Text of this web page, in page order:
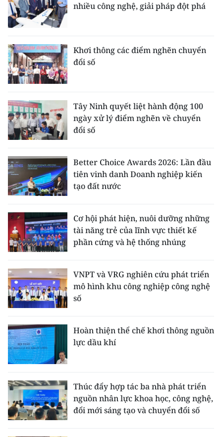
nhiều công nghệ, giải pháp đột phá
Khơi thông các điểm nghẽn chuyển
đổi số
Tây Ninh quyết liệt hành động 100
ngày xử lý điểm nghẽn về chuyển
đổi số
Better Choice Awards 2026: Lần đầu
tiên vinh danh Doanh nghiệp kiến
tạo đất nước
Cơ hội phát hiện, nuôi dưỡng những
tài năng trẻ của lĩnh vực thiết kế
phần cứng và hệ thống nhúng
VNPT và VRG nghiên cứu phát triển
mô hình khu công nghiệp công nghệ
số
Hoàn thiện thể chế khơi thông nguồn
lực dầu khí
Thúc đẩy hợp tác ba nhà phát triển
nguồn nhân lực khoa học, công nghệ,
đổi mới sáng tạo và chuyển đổi số